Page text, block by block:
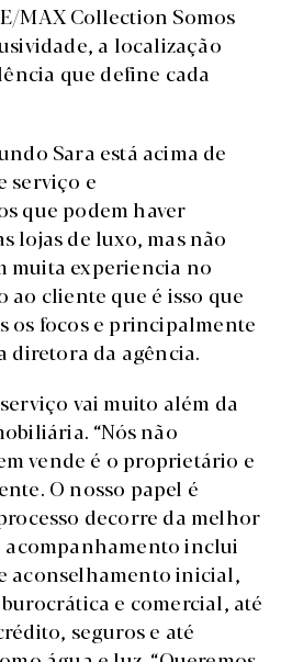
MAX Collection Somos
a localização
que define cada
Sara está acima de
serviço e
que podem haver
lojas de luxo, mas não
muita experiencia no
ao cliente que é isso que
os focos e principalmente
diretora da agência.
vai muito além da
“Nós não
vende é o proprietário e
O nosso papel é
decorre da melhor
acompanhamento inclui
aconselhamento inicial,
e comercial, até
seguros e até